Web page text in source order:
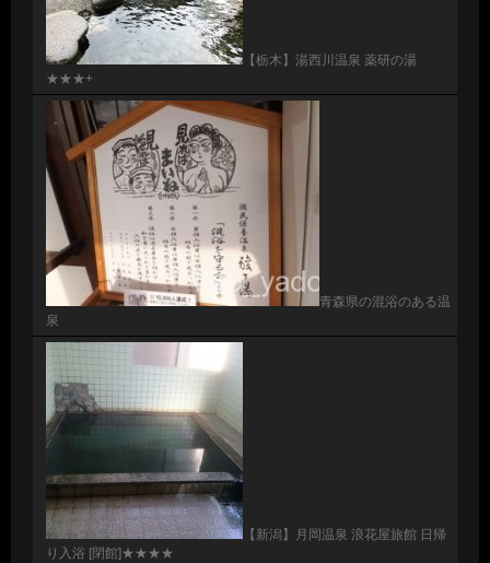
【栃木】湯西川温泉 薬研の湯
★★★+
青森県の混浴のある温
泉
【新潟】月岡温泉 浪花屋旅館 日帰
り入浴 [閉館]★★★★